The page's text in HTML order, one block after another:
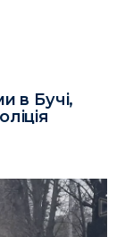
в Бучі,